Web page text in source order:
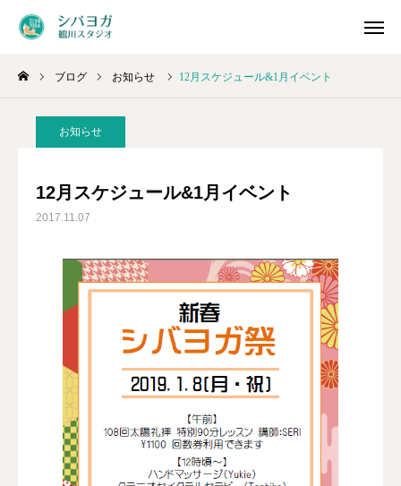
ブログ お知らせ 12月スケジュール&1月イベント
お知らせ
12月スケジュール&1月イベント
2017.11.07
スケジュール
お知らせ
プログラム
インストラクター
資格取得